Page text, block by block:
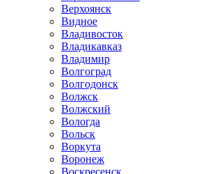
Верхоянск
Видное
Владивосток
Владикавказ
Владимир
Волгоград
Волгодонск
Волжск
Волжский
Вологда
Вольск
Воркута
Воронеж
Воскресенск